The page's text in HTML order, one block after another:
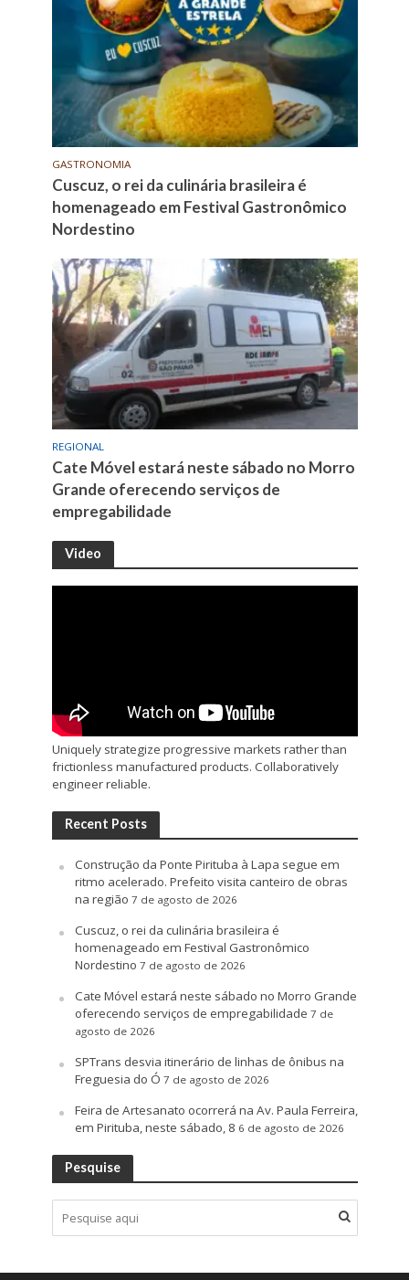
GASTRONOMIA
Cuscuz, o rei da culinária brasileira é
homenageado em Festival Gastronômico
Nordestino
REGIONAL
Cate Móvel estará neste sábado no Morro
Grande oferecendo serviços de
empregabilidade
Video
Uniquely strategize progressive markets rather than
frictionless manufactured products. Collaboratively
engineer reliable.
Recent Posts
Construção da Ponte Pirituba à Lapa segue em
ritmo acelerado. Prefeito visita canteiro de obras
na região 7 de agosto de 2026
Cuscuz, o rei da culinária brasileira é
homenageado em Festival Gastronômico
Nordestino 7 de agosto de 2026
Cate Móvel estará neste sábado no Morro Grande
oferecendo serviços de empregabilidade 7 de
agosto de 2026
SPTrans desvia itinerário de linhas de ônibus na
Freguesia do Ó 7 de agosto de 2026
Feira de Artesanato ocorrerá na Av. Paula Ferreira,
em Pirituba, neste sábado, 8 6 de agosto de 2026
Pesquise